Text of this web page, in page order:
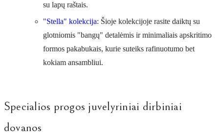
su lapų raštais.
"Stella" kolekcija: Šioje kolekcijoje rasite daiktų su
glotniomis "bangų" detalėmis ir minimaliais apskritimo
formos pakabukais, kurie suteiks rafinuotumo bet
kokiam ansambliui.
Specialios progos juvelyriniai dirbiniai
dovanos